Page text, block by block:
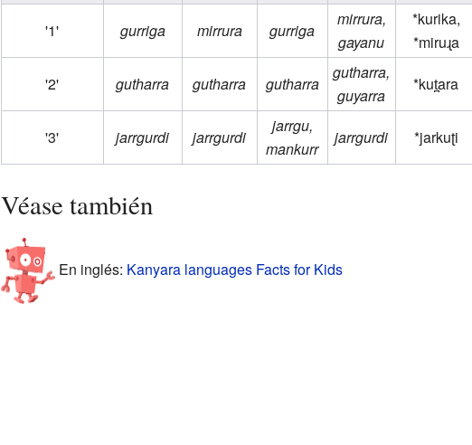
'1'
gurriga mirrura gurriga
mirrura,
gayanu
*kurika,
*miruɻa
'2'
gutharra gutharra gutharra
gutharra,
guyarra
*kut̪ara
'3' jarrgurdi jarrgurdi
jarrgu,
mankurr
jarrgurdi *jarkuʈi
Véase también
En inglés: Kanyara languages Facts for Kids